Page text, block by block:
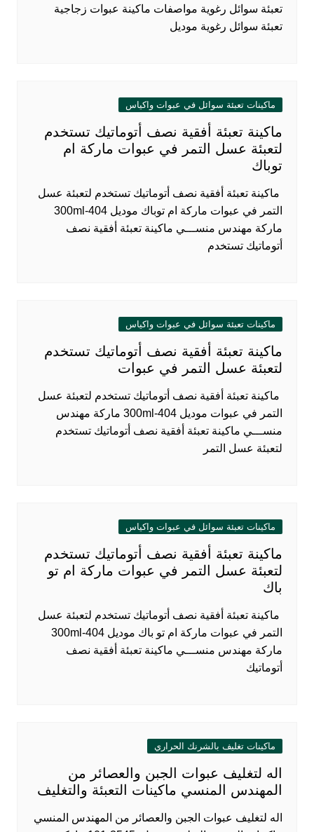
تعبئة سوائل رغوية مواصفات ماكينة عبوات زجاجية
تعبئة سوائل رغوية موديل
ماكينات تعبئة سوائل في عبوات واكياس
ماكينة تعبئة أفقية نصف أتوماتيك تستخدم
لتعبئة عسل التمر في عبوات ماركة ام
توباك
ماكينة تعبئة أفقية نصف أتوماتيك تستخدم لتعبئة عسل
التمر في عبوات ماركة ام توباك موديل 404-300ml
ماركة مهندس منســـي ماكينة تعبئة أفقية نصف
أتوماتيك تستخدم
ماكينات تعبئة سوائل في عبوات واكياس
ماكينة تعبئة أفقية نصف أتوماتيك تستخدم
لتعبئة عسل التمر في عبوات
ماكينة تعبئة أفقية نصف أتوماتيك تستخدم لتعبئة عسل
التمر في عبوات موديل 404-300ml ماركة مهندس
منســـي ماكينة تعبئة أفقية نصف أتوماتيك تستخدم
لتعبئة عسل التمر
ماكينات تعبئة سوائل في عبوات واكياس
ماكينة تعبئة أفقية نصف أتوماتيك تستخدم
لتعبئة عسل التمر في عبوات ماركة ام تو
باك
ماكينة تعبئة أفقية نصف أتوماتيك تستخدم لتعبئة عسل
التمر في عبوات ماركة ام تو باك موديل 404-300ml
ماركة مهندس منســـي ماكينة تعبئة أفقية نصف
أتوماتيك
ماكينات تغليف بالشرنك الحراري
اله لتغليف عبوات الجبن والعصائر من
المهندس المنسي ماكينات التعبئة والتغليف
اله لتغليف عبوات الجبن والعصائر من المهندس المنسي